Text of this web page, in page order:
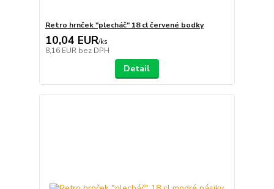
Retro hrnček "plecháč" 18 cl červené bodky
10,04 EUR/ks
8,16 EUR bez DPH
Detail